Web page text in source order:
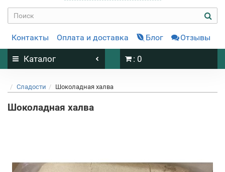
Контакты Оплата и доставка Блог Отзывы
Каталог : 0
Сладости Шоколадная халва
Шоколадная халва